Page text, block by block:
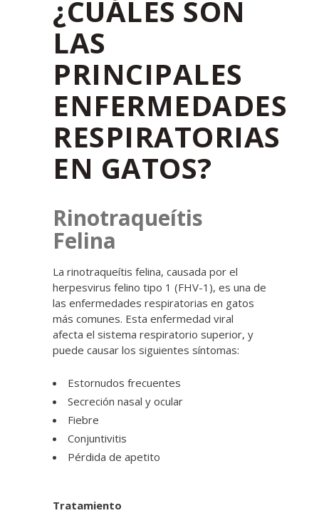
¿CUÁLES SON
LAS
PRINCIPALES
ENFERMEDADES
RESPIRATORIAS
EN GATOS?
Rinotraqueítis
Felina
La rinotraqueítis felina, causada por el
herpesvirus felino tipo 1 (FHV-1), es una de
las enfermedades respiratorias en gatos
más comunes. Esta enfermedad viral
afecta el sistema respiratorio superior, y
puede causar los siguientes síntomas:
Estornudos frecuentes
Secreción nasal y ocular
Fiebre
Conjuntivitis
Pérdida de apetito
Tratamiento